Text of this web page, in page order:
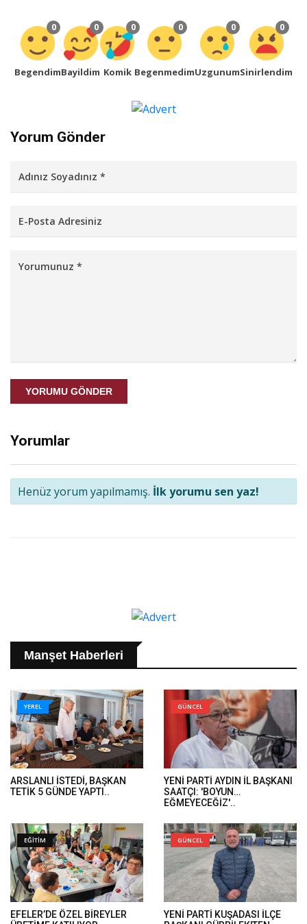
0
Begendim
0
Bayildim
0
Komik
0
Begenmedim
0
Uzgunum
0
Sinirlendim
Yorum Gönder
YORUMU GÖNDER
Yorumlar
Henüz yorum yapılmamış. İlk yorumu sen yaz!
Manşet Haberleri
YEREL
ARSLANLI İSTEDİ, BAŞKAN
TETİK 5 GÜNDE YAPTI..
GÜNCEL
YENİ PARTİ AYDIN İL BAŞKANI
SAATÇI: 'BOYUN
EĞMEYECEĞİZ'..
EĞİTİM
EFELER’DE ÖZEL BİREYLER
GÜNCEL
YENİ PARTİ KUŞADASI İLÇE